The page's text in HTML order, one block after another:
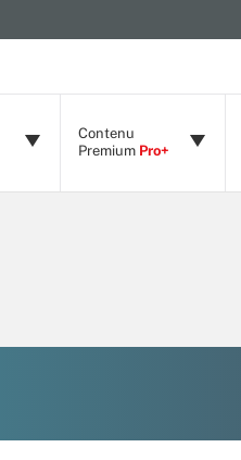
Contenu
Premium Pro+